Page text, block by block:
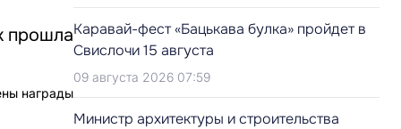
прошла
награды
Каравай-фест «Бацькава булка» пройдет в
Свислочи 15 августа
09 августа 2026 07:59
Министр архитектуры и строительства